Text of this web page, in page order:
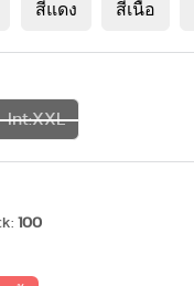
สีแดง สีเนื้อ
Int:XXL
100